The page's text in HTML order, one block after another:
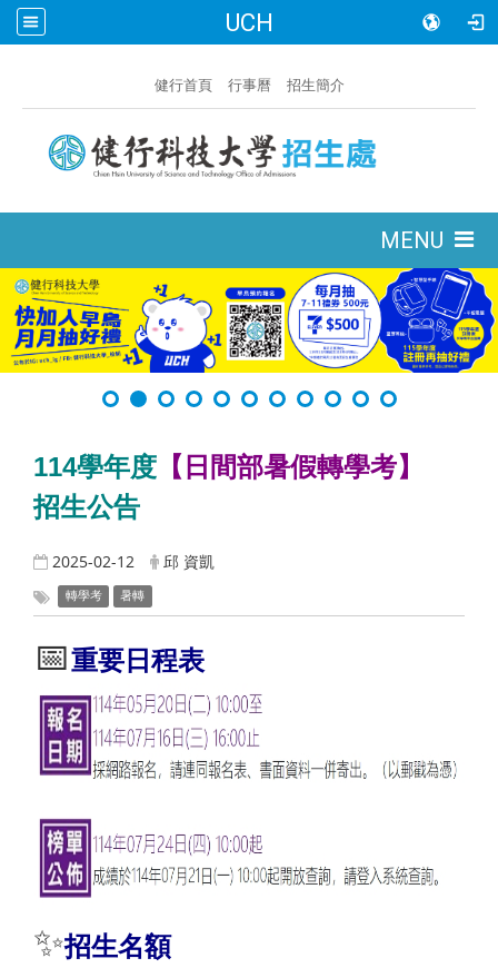
UCH
健行首頁 行事曆 招生簡介
MENU
114學年度 【日間部暑假轉學考】
招生公告
2025-02-12 邱 資凱
轉學考 暑轉
📅重要日程表
✨招生名額